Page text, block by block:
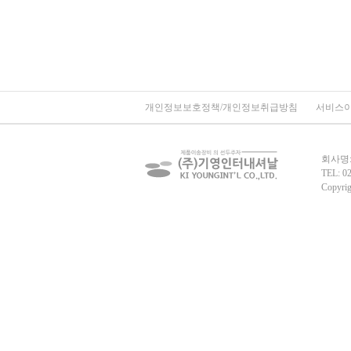
개인정보보호정책/개인정보취급방침 서비스
회사
TEL: